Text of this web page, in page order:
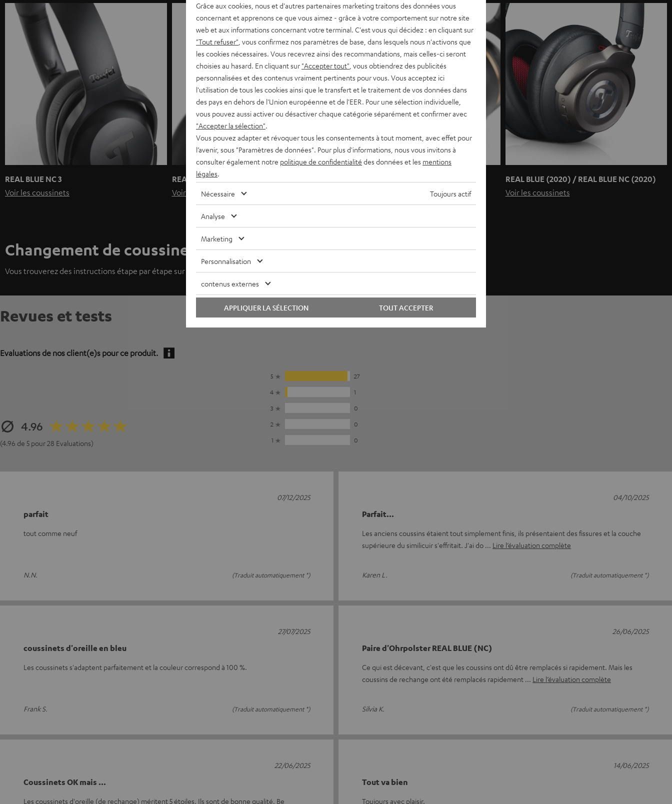
REAL BLUE NC 3
Voir les coussinets
REAL BLUE / REAL BLUE NC
Voir les coussinets
REAL BLUE (2020) / REAL BLUE NC (2020)
Voir les coussinets
Changement de coussinets
Vous trouverez des instructions étape par étape sur le remplacement des coussinets dans lemode d'emploi.
Revues et tests
Evaluations de nos client(e)s pour ce produit.
4.96
(4.96 de 5 pour 28 Evaluations)
5
27
4
1
3
0
2
0
1
0
parfait
tout comme neuf
N.N. (Traduit automatiquement *)
07/12/2025
Parfait...
Les anciens coussins étaient tout simplement finis, ils présentaient des fissures et la couche
supérieure du similicuir s'effritait. J'ai do
Lire l’évaluation complète
Karen L. (Traduit automatiquement *)
04/10/2025
coussinets d'oreille en bleu
Les coussinets s'adaptent parfaitement et la couleur correspond à 100 %.
Frank S. (Traduit automatiquement *)
27/07/2025
Paire d'Ohrpolster REAL BLUE (NC)
Ce qui est décevant, c'est que les coussins ont dû être remplacés si rapidement. Mais les
coussins de rechange ont été remplacés rapidement
Lire l’évaluation complète
Silvia K. (Traduit automatiquement *)
26/06/2025
Coussinets OK mais ...
Les coussinets d'oreille (de rechange) méritent 5 étoiles. Ils sont de bonne qualité. Be
22/06/2025
Tout va bien
Toujours avec plaisir.
14/06/2025
Grâce aux cookies, nous et d'autres partenaires marketing traitons des données vous
concernant et apprenons ce que vous aimez - grâce à votre comportement sur notre site
web et aux informations concernant votre terminal. C'est vous qui décidez : en cliquant sur
"Tout refuser" , vous confirmez nos paramètres de base, dans lesquels nous n'activons que
les cookies nécessaires. Vous recevrez ainsi des recommandations, mais celles-ci seront
choisies au hasard. En cliquant sur "Accepter tout" , vous obtiendrez des publicités
personnalisées et des contenus vraiment pertinents pour vous. Vous acceptez ici
l'utilisation de tous les cookies ainsi que le transfert et le traitement de vos données dans
des pays en dehors de l'Union européenne et de l'EER. Pour une sélection individuelle,
vous pouvez aussi activer ou désactiver chaque catégorie séparément et confirmer avec
"Accepter la sélection"
Vous pouvez adapter et révoquer tous les consentements à tout moment, avec effet pour
l’avenir, sous "Paramètres de données". Pour plus d'informations, nous vous invitons à
consulter également notre politique de confidentialité des données et les mentions
légales
Nécessaire Toujours actif
Analyse
Marketing
Personnalisation
contenus externes
TOUT ACCEPTER
APPLIQUER LA SÉLECTION